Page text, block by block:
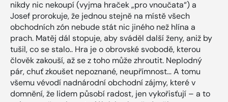
nikdy nic nekoupí (vyjma hraček „pro vnoučata“) a
Josef prorokuje, že jednou stejně na místě všech
obchodních zón nebude stát nic jiného než hlína a
prach. Matěj dál stopuje, aby sváděl další ženy, aniž by
tušil, co se stalo.. Hra je o obrovské svobodě, kterou
člověk zakouší, až se z toho může zhroutit. Neplodný
pár, chuť zkoušet nepoznané, neupřímnost… A tomu
všemu vévodí nadnárodní obchodní zájmy, které v
domnění, že lidem působí radost, jen vykořisťují – a to